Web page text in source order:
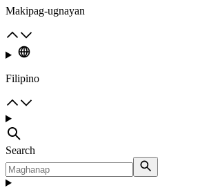
Makipag-ugnayan
Filipino
Search